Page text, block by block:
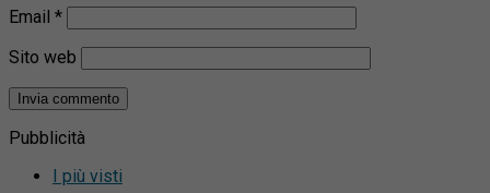
Email *
Sito web
Pubblicità
I più visti